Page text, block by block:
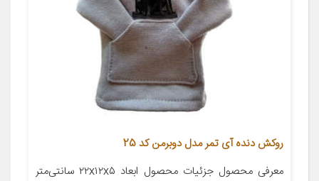
روکش دنده آی تمر مدل دوبرمن کد 25
معرفی محصول جزئیات محصول ابعاد ۲۲x۱۲x۵ سانتی‌متر